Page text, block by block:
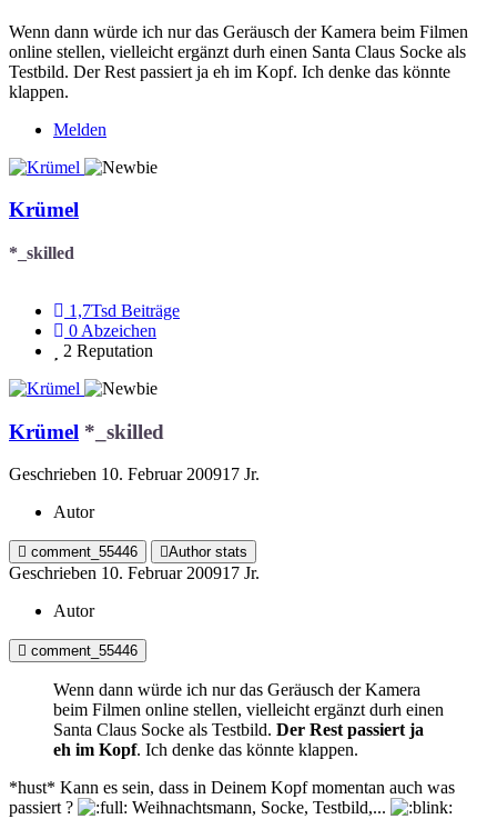
Wenn dann würde ich nur das Geräusch der Kamera beim Filmen
online stellen, vielleicht ergänzt durh einen Santa Claus Socke als
Testbild. Der Rest passiert ja eh im Kopf. Ich denke das könnte
klappen.
Melden
Krümel
*_skilled
1,7Tsd Beiträge
0 Abzeichen
2 Reputation
Krümel *_skilled
Geschrieben 10. Februar 200917 Jr.
Autor
comment_55446 Author stats
Geschrieben 10. Februar 200917 Jr.
Autor
comment_55446
Wenn dann würde ich nur das Geräusch der Kamera
beim Filmen online stellen, vielleicht ergänzt durh einen
Santa Claus Socke als Testbild. Der Rest passiert ja
eh im Kopf. Ich denke das könnte klappen.
*hust* Kann es sein, dass in Deinem Kopf momentan auch was
passiert ?
Weihnachtsmann, Socke, Testbild,...